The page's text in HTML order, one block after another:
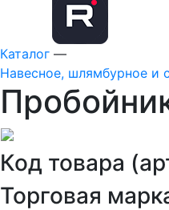
Каталог —
Навесное, шлямбурное и
Код товара
Торговая